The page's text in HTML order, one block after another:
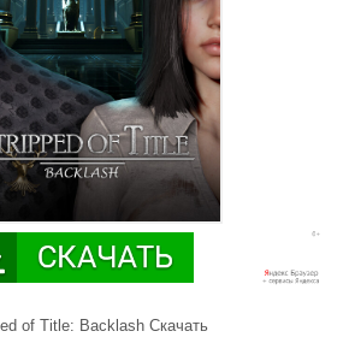
of Title: Backlash Скачать